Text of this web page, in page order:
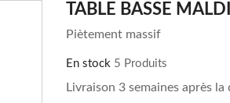
TABLE BASSE
Piètement massif
En stock 5 Produits
Livraison 3 semaines après